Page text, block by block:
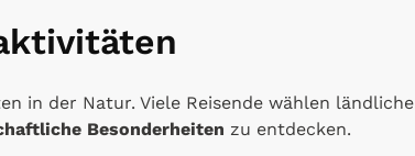
in der Natur. Viele Reisende wählen ländliche
Besonderheiten zu entdecken.